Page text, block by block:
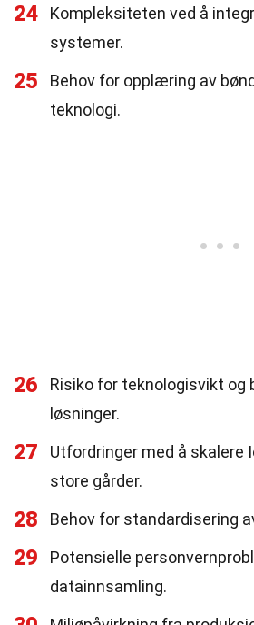
24
Kompleksiteten ved å
systemer.
25
Behov for opplæring av
teknologi.
26
Risiko for teknologisvikt og
løsninger.
27
Utfordringer med å skalere
store gårder.
28 Behov for standardisering
29
Potensielle
datainnsamling.